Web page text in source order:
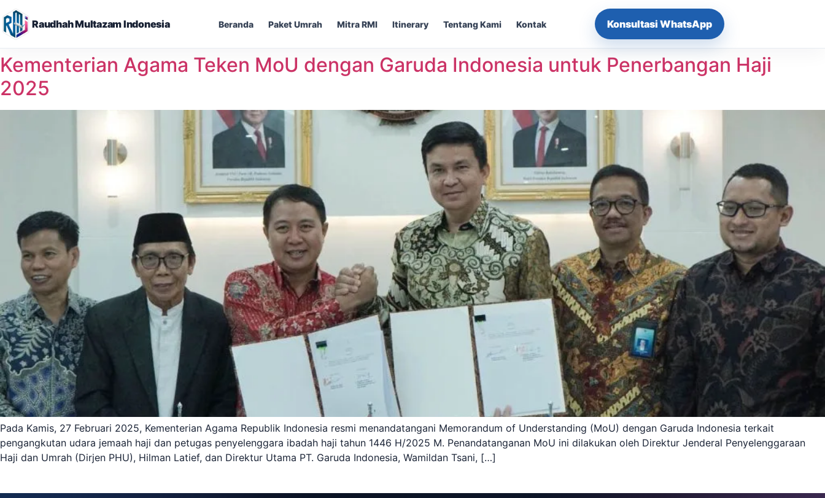
Raudhah Multazam Indonesia Beranda Paket Umrah Mitra RMI Itinerary Tentang Kami Kontak Konsultasi WhatsApp
Skip
to
content
Kementerian Agama Teken MoU dengan Garuda Indonesia untuk Penerbangan Haji
2025
Pada Kamis, 27 Februari 2025, Kementerian Agama Republik Indonesia resmi menandatangani Memorandum of Understanding (MoU) dengan Garuda Indonesia terkait
pengangkutan udara jemaah haji dan petugas penyelenggara ibadah haji tahun 1446 H/2025 M. Penandatanganan MoU ini dilakukan oleh Direktur Jenderal Penyelenggaraan
Haji dan Umrah (Dirjen PHU), Hilman Latief, dan Direktur Utama PT. Garuda Indonesia, Wamildan Tsani, […]